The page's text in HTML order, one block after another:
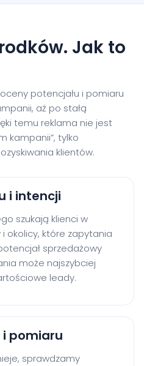
Jak to
potencjału i pomiaru
aż po stałą
temu reklama nie jest
kampanii”, tylko
klientów.
i intencji
szukają klienci w
okolicy, które zapytania
sprzedażowy
może najszybciej
leady.
pomiaru
sprawdzamy